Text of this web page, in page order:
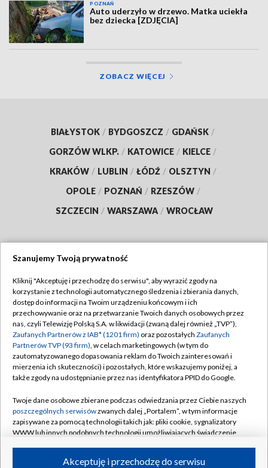
POZNAŃ
Auto uderzyło w drzewo. Matka uciekła
bez dziecka [ZDJĘCIA]
ZOBACZ WIĘCEJ
BIAŁYSTOK / BYDGOSZCZ / GDAŃSK /
GORZÓW WLKP. / KATOWICE / KIELCE /
KRAKÓW / LUBLIN / ŁÓDŹ / OLSZTYN /
OPOLE / POZNAŃ / RZESZÓW /
SZCZECIN / WARSZAWA / WROCŁAW
TVP
Abonament TVP
Emisja w TVP
Centrum informacji TVP
Naziemna Telewizja Cyfrowa
Rada Programowa
System NOS
Informacje o nadawcy
Regulamin TVP
Polityka prywatności
Moje zgody
Pomoc
Kontakt
Kanały
Szanujemy Twoją prywatność
Kliknij "Akceptuję i przechodzę do serwisu", aby wyrazić zgody na
korzystanie z technologii automatycznego śledzenia i zbierania danych,
dostęp do informacji na Twoim urządzeniu końcowym i ich
przechowywanie oraz na przetwarzanie Twoich danych osobowych przez
nas, czyli Telewizję Polską S.A. w likwidacji (zwaną dalej również „TVP”),
Zaufanych Partnerów z IAB* (1201 firm) oraz pozostałych Zaufanych
Partnerów TVP (93 firm), w celach marketingowych (w tym do
zautomatyzowanego dopasowania reklam do Twoich zainteresowań i
mierzenia ich skuteczności) i pozostałych, które wskazujemy poniżej, a
także zgody na udostępnianie przez nas identyfikatora PPID do Google.
Twoje dane osobowe zbierane podczas odwiedzania przez Ciebie naszych
poszczególnych serwisówzwanych dalej „Portalem”, w tym informacje
zapisywane za pomocą technologii takich jak: pliki cookie, sygnalizatory
WWW lub innych podobnych technologii umożliwiających świadczenie
ruchu w Internecie.Akceptuję i przechodzę do serwisu